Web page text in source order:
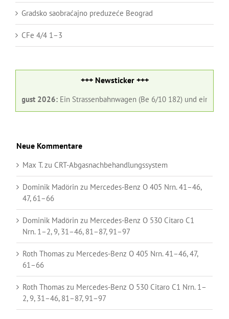
Gradsko saobraćajno preduzeće Beograd
CFe 4/4 1–3
+++ Newsticker +++
2026:Ein Strassenbahnwagen (Be 6/10 182) und ein Gelenkbus
Neue Kommentare
Max T.zu CRT-Abgasnachbehandlungssystem
Dominik Madörin zu Mercedes-Benz O 405 Nrn. 41–46,
47, 61–66
Dominik Madörin zu Mercedes-Benz O 530 Citaro C1
Nrn. 1–2, 9, 31–46, 81–87, 91–97
Roth Thomas zu Mercedes-Benz O 405 Nrn. 41–46, 47,
61–66
Roth Thomas zu Mercedes-Benz O 530 Citaro C1 Nrn. 1–
2, 9, 31–46, 81–87, 91–97